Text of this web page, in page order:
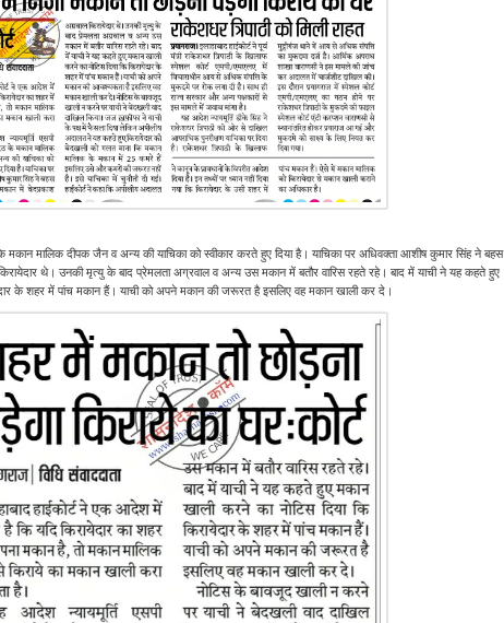
मकान मालिक दीपक जैन व अन्य की याचिका को स्वीकार करते हुए दिया है। याचिका पर अधिवक्ता आशीष कुमार सिंह ने बहस
थे। उनकी मृत्यु के बाद प्रेमलता अग्रवाल व अन्य उस मकान में बतौर वारिस रहते रहे। बाद में याची ने यह कहते हुए
के शहर में पांच मकान हैं। याची को अपने मकान की जरूरत है इसलिए वह मकान खाली कर दे।